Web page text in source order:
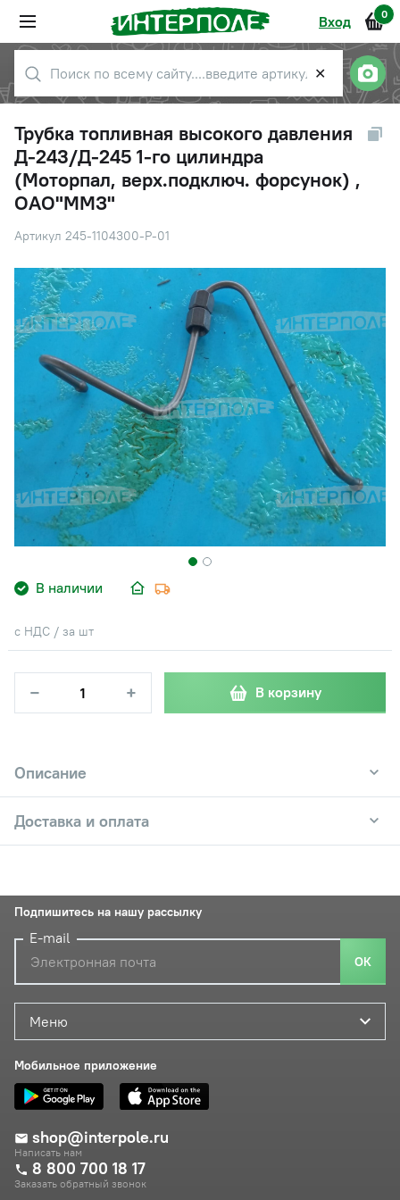
Вход 0
✕
Трубка топливная высокого давления
Д-243/Д-245 1-го цилиндра
(Моторпал, верх.подключ. форсунок) ,
ОАО"ММЗ"
Артикул 245-1104300-Р-01
В наличии
с НДС / за шт
− + В корзину
Описание
Доставка и оплата
Меню
Мобильное приложение
shop@interpole.ru
Написать нам
8 800 700 18 17
Заказать обратный звонок
Подпишитесь на нашу рассылку
E-mail
ОК